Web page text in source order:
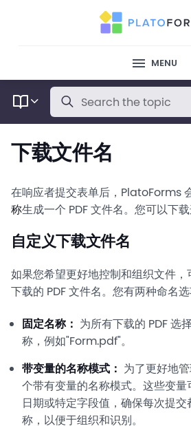
MENU
下载文件名
在响应者提交表单后，PlatoForms
称生成一个 PDF 文件名。您可以下载
自定义下载文件名
如果您希望更好地控制和组织文件
下载的 PDF 文件名。您有两种命名选
固定名称： 为所有下载的 PDF 选
称，例如"Form.pdf"。
带变量的名称模式： 为了更好地
个带有变量的名称模式。这些变量
日期或特定字段值，确保每次提
称，以便于组织和识别。